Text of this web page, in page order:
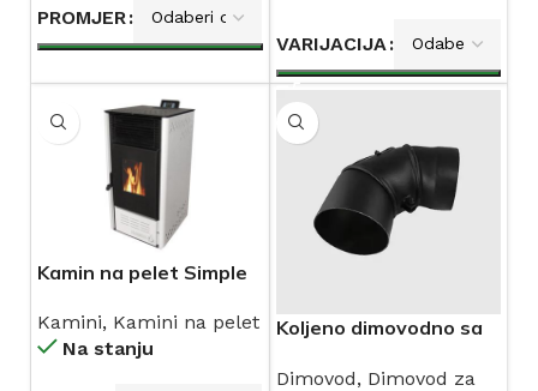
PROMJER
VARIJACIJA
Kamin na pelet Simple
12kW
Kamini, Kamini na pelet
Na stanju
Koljeno dimovodno sa
Dimovod, Dimovod za